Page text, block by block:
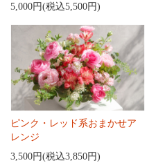
5,000円(税込5,500円)
ピンク・レッド系おまかせア
レンジ
3,500円(税込3,850円)